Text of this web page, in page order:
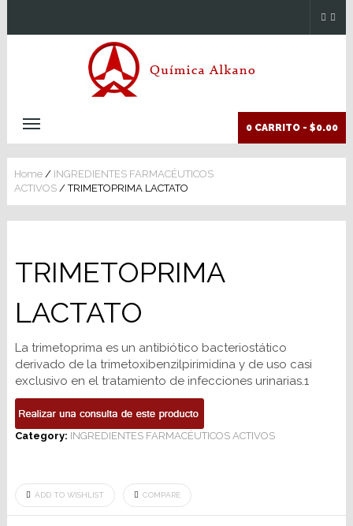
0 CARRITO - $0.00
Home / INGREDIENTES FARMACÉUTICOS
ACTIVOS / TRIMETOPRIMA LACTATO
TRIMETOPRIMA
LACTATO
La trimetoprima es un antibiótico bacteriostático
derivado de la trimetoxibenzilpirimidina y de uso casi
exclusivo en el tratamiento de infecciones urinarias.1
Category: INGREDIENTES FARMACÉUTICOS ACTIVOS
ADD TO WISHLIST COMPARE